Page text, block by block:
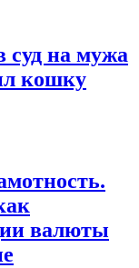
суд на мужа
кошку
валюты